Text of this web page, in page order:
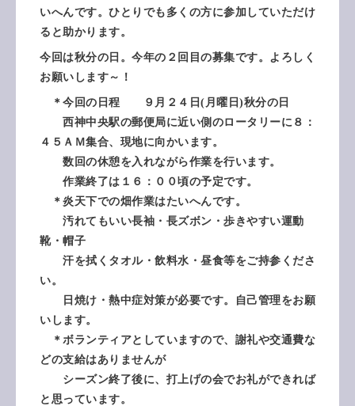
いへんです。ひとりでも多くの方に参加していただけ
ると助かります。
今回は秋分の日。 今年の２回目の募集です。よろしく
お願いします～！
＊今回の日程 ９月２４日(月曜日)秋分の日
西神中央駅の郵便局に近い側のロータリーに８：
４５ＡＭ集合、現地に向かいます。
数回の休憩を入れながら作業を行います。
作業終了は１６：００頃の予定です。
＊炎天下での畑作業はたいへんです。
汚れてもいい長袖・長ズボン・歩きやすい運動
靴・帽子
汗を拭くタオル・飲料水・昼食等をご持参くださ
い。
日焼け・熱中症対策が必要です。自己管理をお願
いします。
＊ボランティアとしていますので、謝礼や交通費な
どの支給はありませんが
シーズン終了後に、打上げの会でお礼ができれば
と思っています。